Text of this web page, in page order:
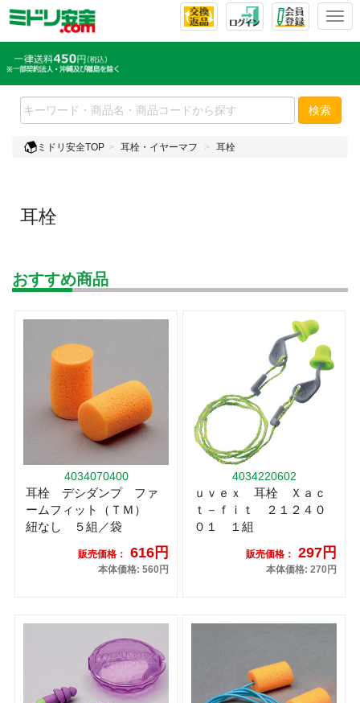
T
l
e
n
検索
ミドリ安全TOP 耳栓・イヤーマフ 耳栓
耳栓
おすすめ商品
4034070400
耳栓 デシダンプ ファ
ームフィット（ＴＭ）
紐なし ５組／袋
販売価格： 616円
本体価格: 560円
4034220602
ｕｖｅｘ 耳栓 Ｘａｃ
ｔ－ｆｉｔ ２１２４０
０１ １組
販売価格： 297円
本体価格: 270円